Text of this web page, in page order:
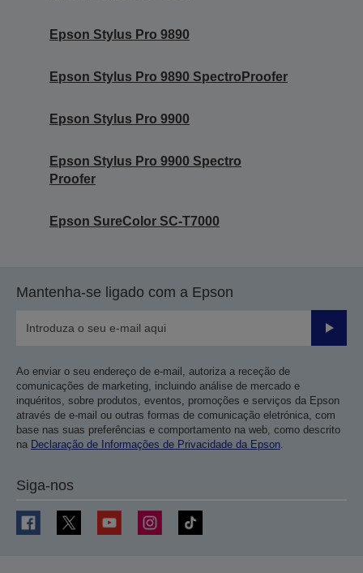
Epson Stylus Pro 9890
Epson Stylus Pro 9890 SpectroProofer
Epson Stylus Pro 9900
Epson Stylus Pro 9900 Spectro
Proofer
Epson SureColor SC-T7000
Mantenha-se ligado com a Epson
Enviar
Ao enviar o seu endereço de e-mail, autoriza a receção de
comunicações de marketing, incluindo análise de mercado e
inquéritos, sobre produtos, eventos, promoções e serviços da Epson
através de e-mail ou outras formas de comunicação eletrónica, com
base nas suas preferências e comportamento na web, como descrito
na Declaração de Informações de Privacidade da Epson.
Siga-nos